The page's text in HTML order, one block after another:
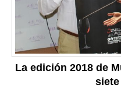
La edición 2018 de